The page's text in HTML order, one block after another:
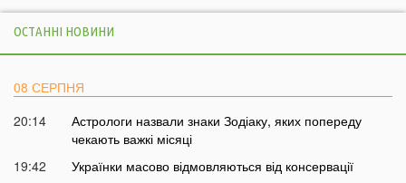
ОСТАННІ НОВИНИ
08 СЕРПНЯ
20:14
Астрологи назвали знаки Зодіаку, яких попереду
чекають важкі місяці
19:42
Українки масово відмовляються від консервації